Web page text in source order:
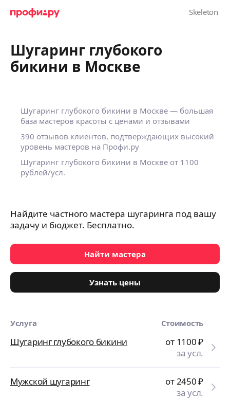
Шугаринг глубокого
бикини в Москве
Шугаринг глубокого бикини в Москве — большая
база мастеров красоты с ценами и отзывами
390 отзывов клиентов, подтверждающих высокий
уровень мастеров на Профи.ру
Шугаринг глубокого бикини в Москве от 1100
рублей/усл.
Найдите частного мастера шугаринга под вашу
задачу и бюджет. Бесплатно.
Найти мастера
Узнать цены
Услуга Стоимость
Шугаринг глубокого бикини от 1100₽
за усл.
Мужской шугаринг от 2450₽
за усл.